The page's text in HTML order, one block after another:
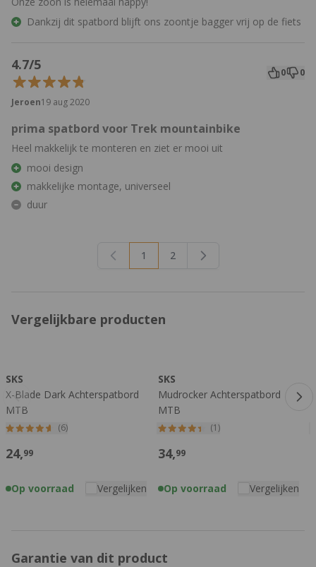
Dankzij dit spatbord blijft ons zoontje bagger vrij op de fiets
4.7/5 0 0
Jeroen19 aug 2020
prima spatbord voor Trek mountainbike
Heel makkelijk te monteren en ziet er mooi uit
mooi design
makkelijke montage, universeel
duur
U lees momenteel pagina
1 Pagina
2
Vergelijkbare producten
SKS
X-Blade Dark Achterspatbord
MTB
(6)
24,99
Op voorraad Vergelijken
SKS
Mudrocker Achterspatbord
MTB
(1)
34,99
Op voorraad Vergelijken
Garantie van dit product